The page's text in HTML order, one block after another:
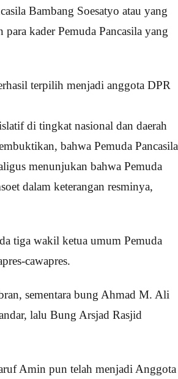
Bambang Soesatyo atau yang
para kader Pemuda Pancasila yang
terpilih menjadi anggota DPR
di tingkat nasional dan daerah
bahwa Pemuda Pancasila
menunjukan bahwa Pemuda
dalam keterangan resminya,
tiga wakil ketua umum Pemuda
cawapres.
sementara bung Ahmad M. Ali
lalu Bung Arsjad Rasjid
Amin pun telah menjadi Anggota